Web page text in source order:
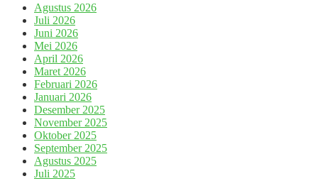
Agustus 2026
Juli 2026
Juni 2026
Mei 2026
April 2026
Maret 2026
Februari 2026
Januari 2026
Desember 2025
November 2025
Oktober 2025
September 2025
Agustus 2025
Juli 2025